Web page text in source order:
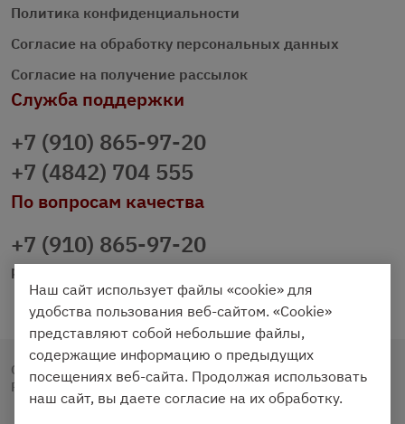
Политика конфиденциальности
Согласие на обработку персональных данных
Согласие на получение рассылок
Служба поддержки
+7 (910) 865-97-20
+7 (4842) 704 555
По вопросам качества
+7 (910) 865-97-20
prazdnichniy40@palmi.ru
Copyright © 2020 - 2026. Праздничный Стол.
Разработка и продвижение - Vegas Studio
Наш сайт использует файлы «cookie» для
удобства пользования веб-сайтом. «Cookie»
представляют собой небольшие файлы,
содержащие информацию о предыдущих
посещениях веб-сайта. Продолжая использовать
наш сайт, вы даете согласие на их обработку.